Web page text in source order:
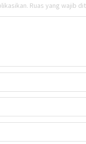
Ruas yang wajib